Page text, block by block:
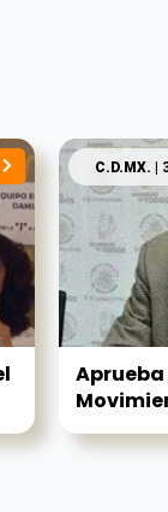
C.D.MX. |
Aprueba